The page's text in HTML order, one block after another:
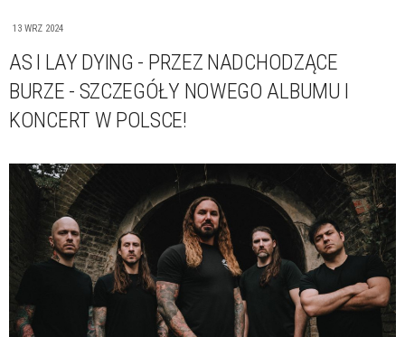
13 WRZ 2024
AS I LAY DYING - PRZEZ NADCHODZĄCE
BURZE - SZCZEGÓŁY NOWEGO ALBUMU I
KONCERT W POLSCE!